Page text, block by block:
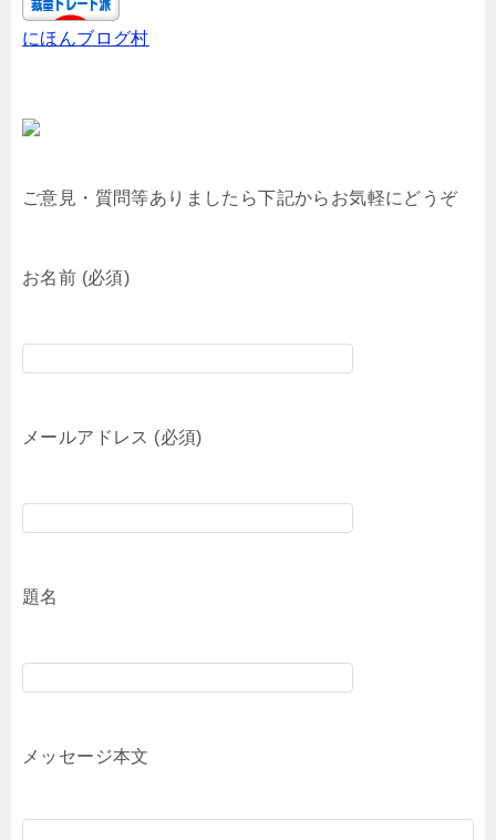
にほんブログ村
ご意見・質問等ありましたら下記からお気軽にどうぞ
お名前 (必須)
メールアドレス (必須)
題名
メッセージ本文